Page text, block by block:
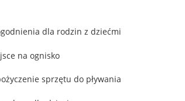
SIĘ NA SERWIS E-NOCLEG.PL
dla rodzin z dziećmi
na ognisko
sprzętu do pływania